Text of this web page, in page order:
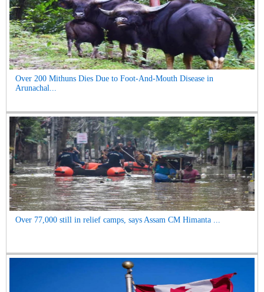
Over 200 Mithuns Dies Due to Foot-And-Mouth Disease in
Arunachal...
Over 77,000 still in relief camps, says Assam CM Himanta ...